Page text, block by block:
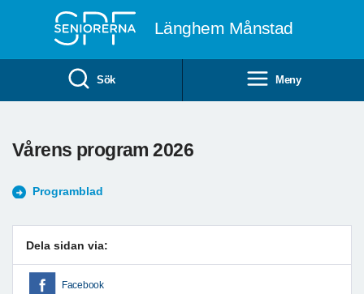
Länghem Månstad
Sök Meny
Vårens program 2026
Programblad
Dela sidan via:
Facebook